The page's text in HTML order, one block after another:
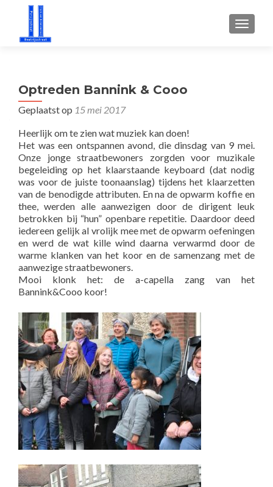
Optreden Bannink & Cooo
Geplaatst op 15 mei 2017
Heerlijk om te zien wat muziek kan doen!
Het was een ontspannen avond, die dinsdag van 9 mei.
Onze jonge straatbewoners zorgden voor muzikale
begeleiding op het klaarstaande keyboard (dat nodig
was voor de juiste toonaanslag) tijdens het klaarzetten
van de benodigde attributen. En na de opwarm koffie en
thee, werden alle aanwezigen door de dirigent leuk
betrokken bij “hun” openbare repetitie. Daardoor deed
iedereen gelijk al vrolijk mee met de opwarm oefeningen
en werd de wat kille wind daarna verwarmd door de
warme klanken van het koor en de samenzang met de
aanwezige straatbewoners.
Mooi klonk het: de a-capella zang van het
Bannink&Cooo koor!